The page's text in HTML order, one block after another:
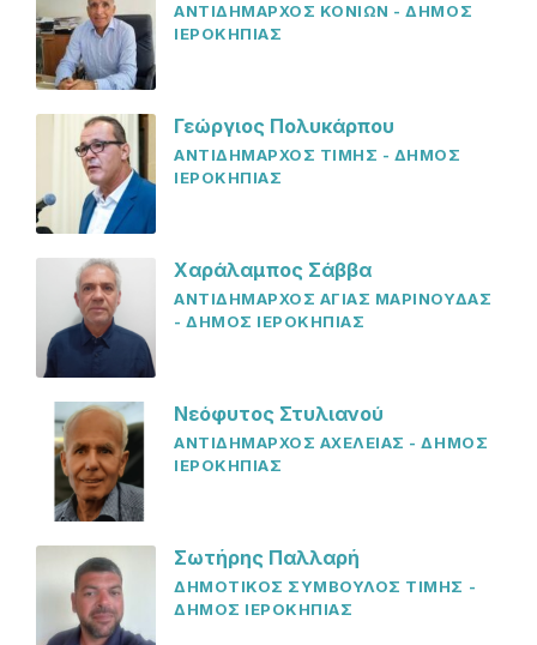
ΑΝΤΙΔΗΜΑΡΧΟΣ ΚΟΝΙΩΝ - ΔΗΜΟΣ
ΙΕΡΟΚΗΠΙΑΣ
Γεώργιος Πολυκάρπου
ΑΝΤΙΔΗΜΑΡΧΟΣ ΤΙΜΗΣ - ΔΗΜΟΣ
ΙΕΡΟΚΗΠΙΑΣ
Χαράλαμπος Σάββα
ΑΝΤΙΔΗΜΑΡΧΟΣ ΑΓΙΑΣ ΜΑΡΙΝΟΥΔΑΣ
- ΔΗΜΟΣ ΙΕΡΟΚΗΠΙΑΣ
Νεόφυτος Στυλιανού
ΑΝΤΙΔΗΜΑΡΧΟΣ ΑΧΕΛΕΙΑΣ - ΔΗΜΟΣ
ΙΕΡΟΚΗΠΙΑΣ
Σωτήρης Παλλαρή
ΔΗΜΟΤΙΚΟΣ ΣΥΜΒΟΥΛΟΣ ΤΙΜΗΣ -
ΔΗΜΟΣ ΙΕΡΟΚΗΠΙΑΣ